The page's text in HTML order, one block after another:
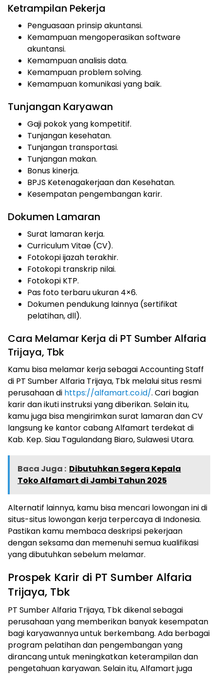
Ketrampilan Pekerja
Penguasaan prinsip akuntansi.
Kemampuan mengoperasikan software
akuntansi.
Kemampuan analisis data.
Kemampuan problem solving.
Kemampuan komunikasi yang baik.
Tunjangan Karyawan
Gaji pokok yang kompetitif.
Tunjangan kesehatan.
Tunjangan transportasi.
Tunjangan makan.
Bonus kinerja.
BPJS Ketenagakerjaan dan Kesehatan.
Kesempatan pengembangan karir.
Dokumen Lamaran
Surat lamaran kerja.
Curriculum Vitae (CV).
Fotokopi ijazah terakhir.
Fotokopi transkrip nilai.
Fotokopi KTP.
Pas foto terbaru ukuran 4×6.
Dokumen pendukung lainnya (sertifikat
pelatihan, dll).
Cara Melamar Kerja di PT Sumber Alfaria
Trijaya, Tbk
Kamu bisa melamar kerja sebagai Accounting Staff
di PT Sumber Alfaria Trijaya, Tbk melalui situs resmi
perusahaan di https://alfamart.co.id/. Cari bagian
karir dan ikuti instruksi yang diberikan. Selain itu,
kamu juga bisa mengirimkan surat lamaran dan CV
langsung ke kantor cabang Alfamart terdekat di
Kab. Kep. Siau Tagulandang Biaro, Sulawesi Utara.
Baca Juga : Dibutuhkan Segera Kepala
Toko Alfamart di Jambi Tahun 2025
Alternatif lainnya, kamu bisa mencari lowongan ini di
situs-situs lowongan kerja terpercaya di Indonesia.
Pastikan kamu membaca deskripsi pekerjaan
dengan seksama dan memenuhi semua kualifikasi
yang dibutuhkan sebelum melamar.
Prospek Karir di PT Sumber Alfaria
Trijaya, Tbk
PT Sumber Alfaria Trijaya, Tbk dikenal sebagai
perusahaan yang memberikan banyak kesempatan
bagi karyawannya untuk berkembang. Ada berbagai
program pelatihan dan pengembangan yang
dirancang untuk meningkatkan keterampilan dan
pengetahuan karyawan. Selain itu, Alfamart juga